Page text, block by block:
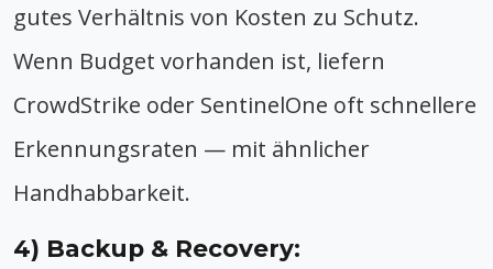
gutes Verhältnis von Kosten zu Schutz.
Wenn Budget vorhanden ist, liefern
CrowdStrike oder SentinelOne oft schnellere
Erkennungsraten — mit ähnlicher
Handhabbarkeit.
4) Backup & Recovery: